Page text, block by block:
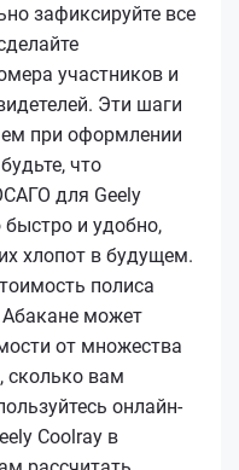
зафиксируйте все
участников и
Эти шаги
при оформлении
что
для Geely
и удобно,
хлопот в будущем.
полиса
может
от множества
сколько вам
онлайн-
Coolray в